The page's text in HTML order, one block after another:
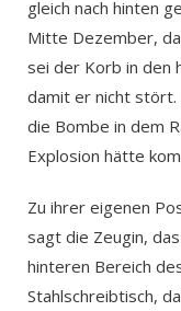
gleich nach hinten
Mitte Dezember,
sei der Korb in den
damit er nicht stört.
die Bombe in dem
Explosion hätte
Zu ihrer eigenen
sagt die Zeugin,
hinteren Bereich
Stahlschreibtisch,